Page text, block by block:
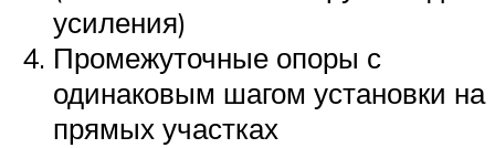
усиления)
Промежуточные опоры с
одинаковым шагом установки на
прямых участках